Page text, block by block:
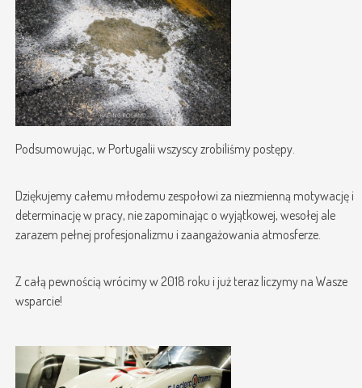
Podsumowując, w Portugalii wszyscy zrobiliśmy postępy.
Dziękujemy całemu młodemu zespołowi za niezmienną motywację i
determinację w pracy, nie zapominając o wyjątkowej, wesołej ale
zarazem pełnej profesjonalizmu i zaangażowania atmosferze.
Z całą pewnością wrócimy w 2018 roku i już teraz liczymy na Wasze
wsparcie!